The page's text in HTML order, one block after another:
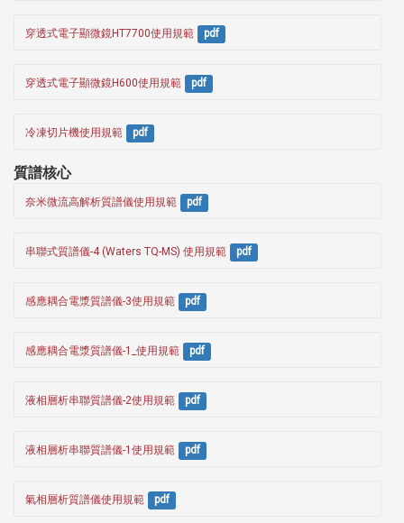
穿透式電子顯微鏡HT7700使用規範 pdf
穿透式電子顯微鏡H600使用規範 pdf
冷凍切片機使用規範 pdf
質譜核心
奈米微流高解析質譜儀使用規範 pdf
串聯式質譜儀-4 (Waters TQ-MS) 使用規範 pdf
感應耦合電漿質譜儀-3使用規範 pdf
感應耦合電漿質譜儀-1_使用規範 pdf
液相層析串聯質譜儀-2使用規範 pdf
液相層析串聯質譜儀-1使用規範 pdf
氣相層析質譜儀使用規範 pdf